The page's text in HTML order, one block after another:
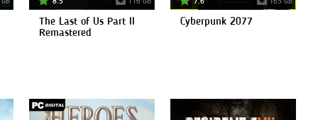
8.5 116 GB
The Last of Us Part II
Remastered
7.6 163 GB
Cyberpunk 2077